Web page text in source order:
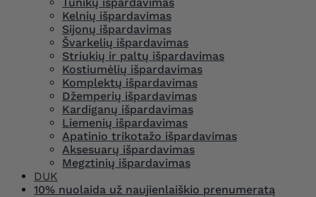
Kelnių išpardavimas
Sijonų išpardavimas
Švarkelių išpardavimas
Striukių ir paltų išpardavimas
Kostiumėlių išpardavimas
Komplektų išpardavimas
Džemperių išpardavimas
Kardiganų išpardavimas
Liemenių išpardavimas
Apatinio trikotažo išpardavimas
Aksesuarų išpardavimas
Megztinių išpardavimas
DUK
10% nuolaida už naujienlaiškio prenumeratą